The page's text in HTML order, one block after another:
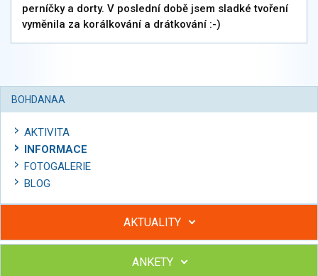
perníčky a dorty. V poslední době jsem sladké tvoření
vyměnila za korálkování a drátkování :-)
BOHDANAA
AKTIVITA
INFORMACE
FOTOGALERIE
BLOG
AKTUALITY
Hubněte s podporou lektorky a skupiny v kurzech STOBu
ANKETY